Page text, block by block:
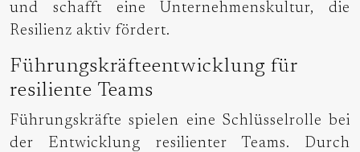
und schafft eine Unternehmenskultur, die
Resilienz aktiv fördert.
Führungskräfteentwicklung für
resiliente Teams
Führungskräfte spielen eine Schlüsselrolle bei
der Entwicklung resilienter Teams. Durch